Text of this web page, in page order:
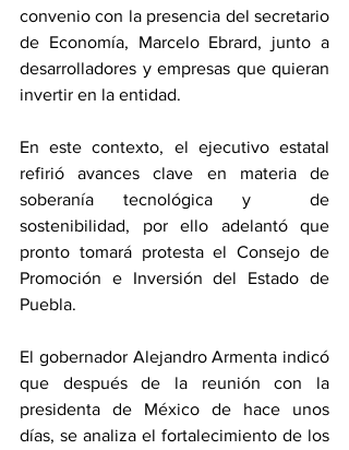
convenio con la presencia del secretario
de Economía, Marcelo Ebrard, junto a
desarrolladores y empresas que quieran
invertir en la entidad.
En este contexto, el ejecutivo estatal
refirió avances clave en materia de
soberanía tecnológica y  de
sostenibilidad, por ello adelantó que
pronto tomará protesta el Consejo de
Promoción e Inversión del Estado de
Puebla.
El gobernador Alejandro Armenta indicó
que después de la reunión con la
presidenta de México de hace unos
días, se analiza el fortalecimiento de los